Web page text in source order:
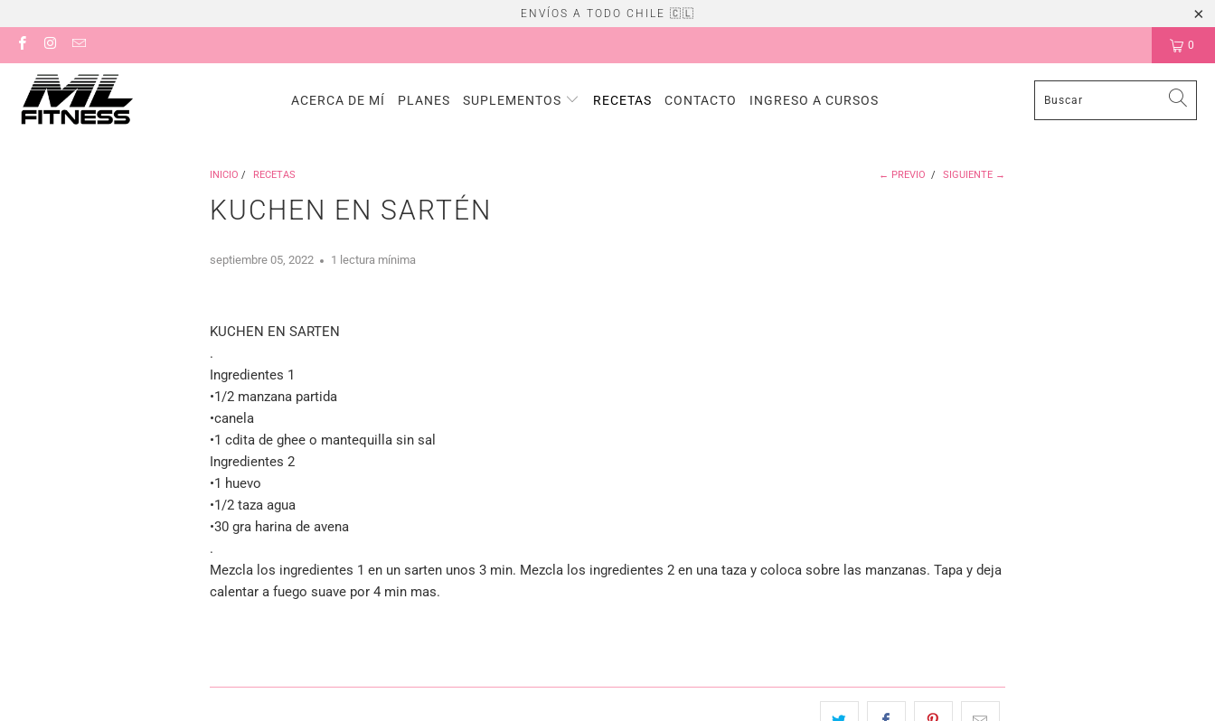
ENVÍOS A TODO CHILE 🇨🇱
0
ACERCA DE MÍ PLANES SUPLEMENTOS RECETAS CONTACTO INGRESO A CURSOS
INICIO / RECETAS ← PREVIO / SIGUIENTE →
KUCHEN EN SARTÉN
septiembre 05, 2022 1 lectura mínima
KUCHEN EN SARTEN
.
Ingredientes 1
•1/2 manzana partida
•canela
•1 cdita de ghee o mantequilla sin sal
Ingredientes 2
•1 huevo
•1/2 taza agua
•30 gra harina de avena
.
Mezcla los ingredientes 1 en un sarten unos 3 min. Mezcla los ingredientes 2 en una taza y coloca sobre las manzanas. Tapa y deja
calentar a fuego suave por 4 min mas.